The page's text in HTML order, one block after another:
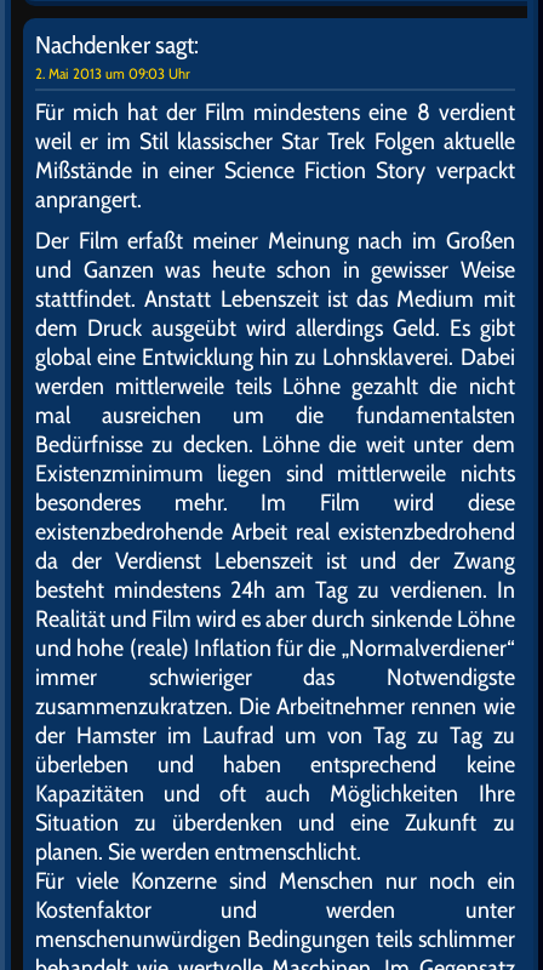
Nachdenkersagt:
2. Mai 2013 um 09:03 Uhr
Für mich hat der Film mindestens eine 8 verdient
weil er im Stil klassischer Star Trek Folgen aktuelle
Mißstände in einer Science Fiction Story verpackt
anprangert.
Der Film erfaßt meiner Meinung nach im Großen
und Ganzen was heute schon in gewisser Weise
stattfindet. Anstatt Lebenszeit ist das Medium mit
dem Druck ausgeübt wird allerdings Geld. Es gibt
global eine Entwicklung hin zu Lohnsklaverei. Dabei
werden mittlerweile teils Löhne gezahlt die nicht
mal ausreichen um die fundamentalsten
Bedürfnisse zu decken. Löhne die weit unter dem
Existenzminimum liegen sind mittlerweile nichts
besonderes mehr. Im Film wird diese
existenzbedrohende Arbeit real existenzbedrohend
da der Verdienst Lebenszeit ist und der Zwang
besteht mindestens 24h am Tag zu verdienen. In
Realität und Film wird es aber durch sinkende Löhne
und hohe (reale) Inflation für die „Normalverdiener“
immer schwieriger das Notwendigste
zusammenzukratzen. Die Arbeitnehmer rennen wie
der Hamster im Laufrad um von Tag zu Tag zu
überleben und haben entsprechend keine
Kapazitäten und oft auch Möglichkeiten Ihre
Situation zu überdenken und eine Zukunft zu
planen. Sie werden entmenschlicht.
Für viele Konzerne sind Menschen nur noch ein
Kostenfaktor und werden unter
menschenunwürdigen Bedingungen teils schlimmer